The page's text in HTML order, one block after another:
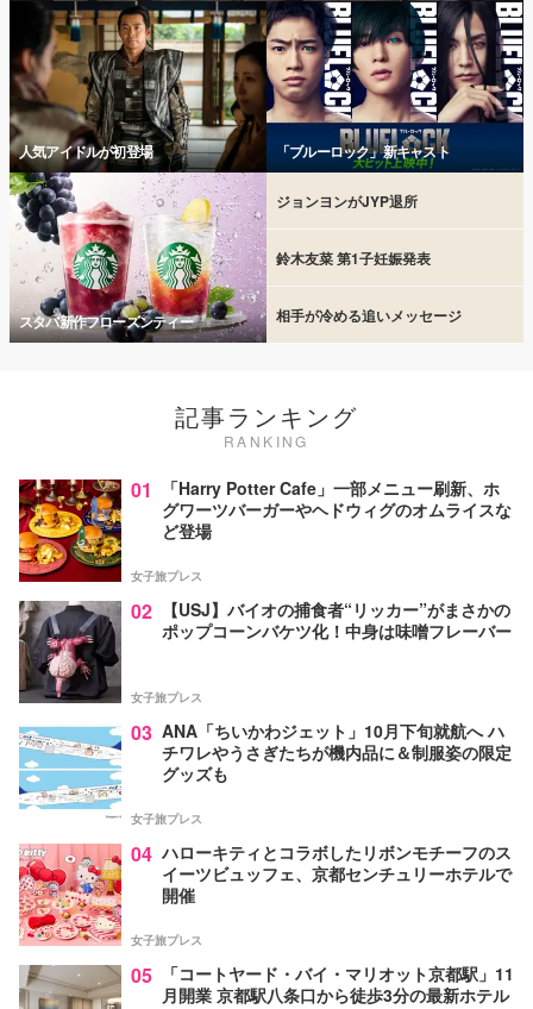
人気アイドルが初登場 「ブルーロック」新キャスト
スタバ新作フローズンティー
ジョンヨンがJYP退所
鈴木友菜 第1子妊娠発表
相手が冷める追いメッセージ
記事ランキング
RANKING
01
「Harry Potter Cafe」一部メニュー刷新、ホ
グワーツバーガーやヘドウィグのオムライスな
ど登場
女子旅プレス
02
【USJ】バイオの捕食者“リッカー”がまさかの
ポップコーンバケツ化！中身は味噌フレーバー
女子旅プレス
03 ANA「ちいかわジェット」10月下旬就航へ ハ
チワレやうさぎたちが機内品に＆制服姿の限定
グッズも
女子旅プレス
04 ハローキティとコラボしたリボンモチーフのス
イーツビュッフェ、京都センチュリーホテルで
開催
女子旅プレス
05
「コートヤード・バイ・マリオット京都駅」11
月開業 京都駅八条口から徒歩3分の最新ホテル